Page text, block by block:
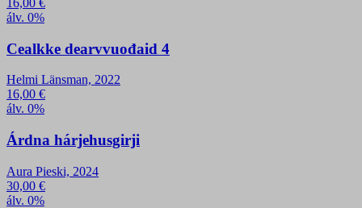
16,00 €
álv. 0%
Cealkke dearvvuođaid 4
Helmi Länsman, 2022
16,00 €
álv. 0%
Árdna hárjehusgirji
Aura Pieski, 2024
30,00 €
álv. 0%